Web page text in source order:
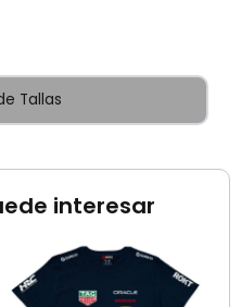
Tallas
interesar